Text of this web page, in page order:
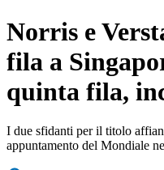
Norris e
fila a
quinta fila,
I due sfidanti per il titolo
appuntamento del Mondiale